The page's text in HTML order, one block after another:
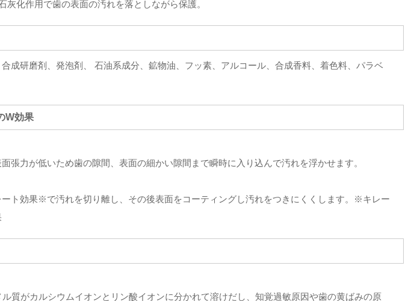
化作用で歯の表面の汚れを落としながら保護。
成研磨剤、発泡剤、 石油系成分、鉱物油、フッ素、アルコール、合成香料、着色料、パラベ
W効果
張力が低いため歯の隙間、表面の細かい隙間まで瞬時に入り込んで汚れを浮かせます。
ト効果※で汚れを切り離し、その後表面をコーティングし汚れをつきにくくします。※キレー
質がカルシウムイオンとリン酸イオンに分かれて溶けだし、知覚過敏原因や歯の黄ばみの原